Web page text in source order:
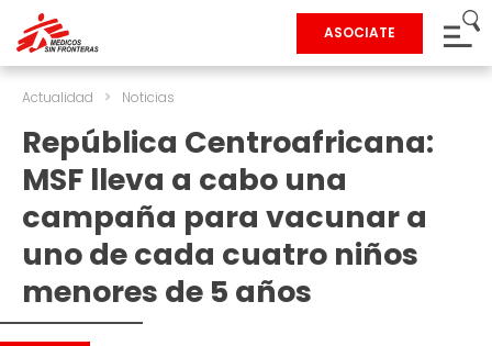
ASOCIATE
Actualidad > Noticias
República Centroafricana:
MSF lleva a cabo una
campaña para vacunar a
uno de cada cuatro niños
menores de 5 años